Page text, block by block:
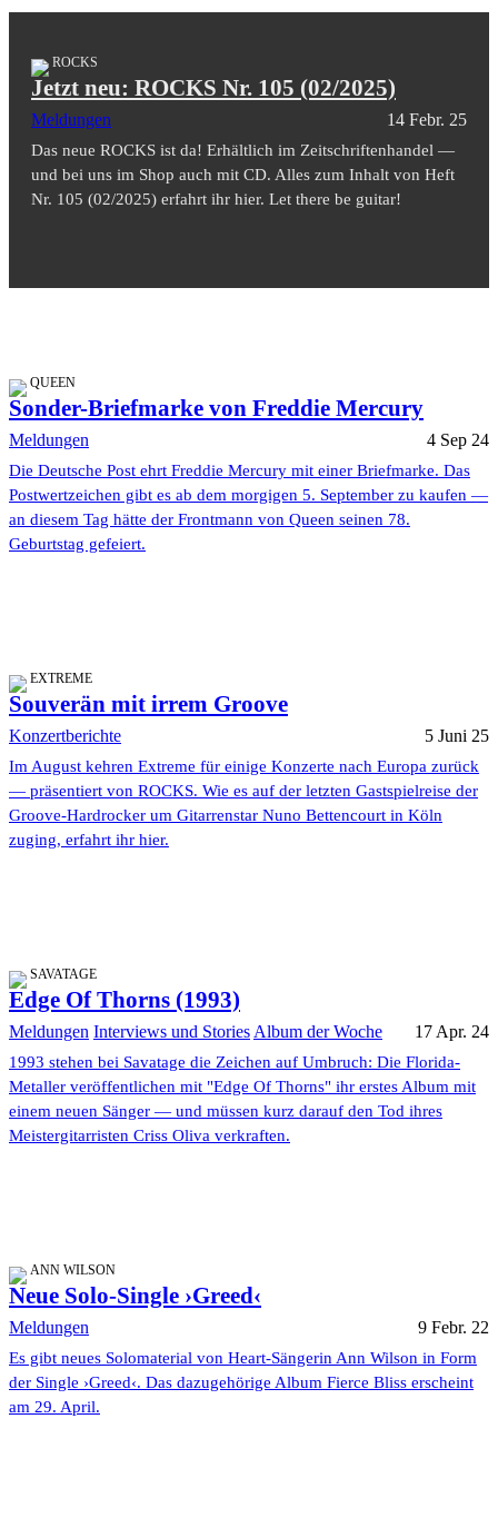
ROCKS
Jetzt neu: ROCKS Nr. 105 (02/2025)
Meldungen 14 Febr. 25
Das neue ROCKS ist da! Erhältlich im Zeitschriftenhandel —
und bei uns im Shop auch mit CD. Alles zum Inhalt von Heft
Nr. 105 (02/2025) erfahrt ihr hier. Let there be guitar!
QUEEN
Sonder-Briefmarke von Freddie Mercury
Meldungen 4 Sep 24
Die Deutsche Post ehrt Freddie Mercury mit einer Briefmarke. Das
Postwertzeichen gibt es ab dem morgigen 5. September zu kaufen —
an diesem Tag hätte der Frontmann von Queen seinen 78.
Geburtstag gefeiert.
EXTREME
Souverän mit irrem Groove
Konzertberichte 5 Juni 25
Im August kehren Extreme für einige Konzerte nach Europa zurück
— präsentiert von ROCKS. Wie es auf der letzten Gastspielreise der
Groove-Hardrocker um Gitarrenstar Nuno Bettencourt in Köln
zuging, erfahrt ihr hier.
SAVATAGE
Edge Of Thorns (1993)
Meldungen Interviews und Stories Album der Woche 17 Apr. 24
1993 stehen bei Savatage die Zeichen auf Umbruch: Die Florida-
Metaller veröffentlichen mit "Edge Of Thorns" ihr erstes Album mit
einem neuen Sänger — und müssen kurz darauf den Tod ihres
Meistergitarristen Criss Oliva verkraften.
ANN WILSON
Neue Solo-Single ›Greed‹
Meldungen 9 Febr. 22
Es gibt neues Solomaterial von Heart-Sängerin Ann Wilson in Form
der Single ›Greed‹. Das dazugehörige Album Fierce Bliss erscheint
am 29. April.